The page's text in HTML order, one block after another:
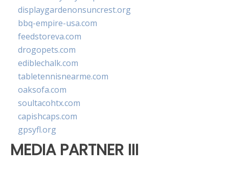
displaygardenonsuncrest.org
bbq-empire-usa.com
feedstoreva.com
drogopets.com
ediblechalk.com
tabletennisnearme.com
oaksofa.com
soultacohtx.com
capishcaps.com
gpsyfl.org
MEDIA PARTNER III